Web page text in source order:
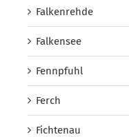
Falkenrehde
Falkensee
Fennpfuhl
Ferch
Fichtenau